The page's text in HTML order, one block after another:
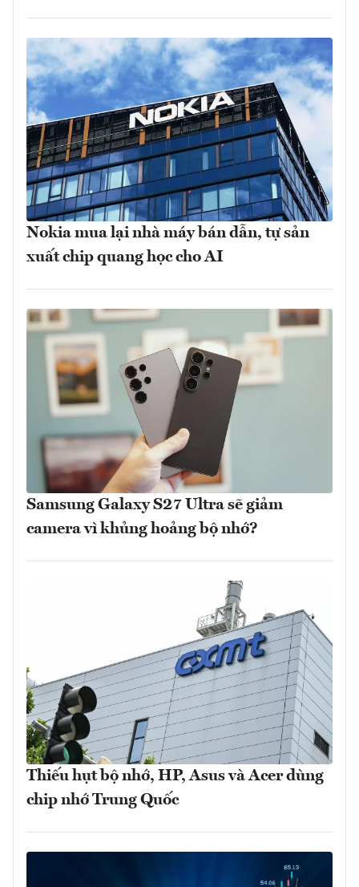
Nokia mua lại nhà máy bán dẫn, tự sản
xuất chip quang học cho AI
Samsung Galaxy S27 Ultra sẽ giảm
camera vì khủng hoảng bộ nhớ?
Thiếu hụt bộ nhớ, HP, Asus và Acer dùng
chip nhớ Trung Quốc